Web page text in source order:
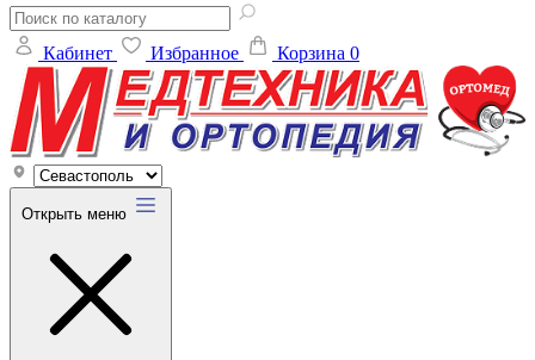
Кабинет Избранное Корзина 0
Открыть меню